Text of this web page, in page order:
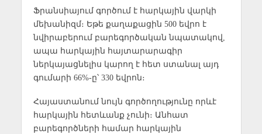
Ֆրանսիայում գործում է հարկային վարկի
մեխանիզմ։ Եթե քաղաքացին 500 եվրո է
նվիրաբերում բարեգործական նպատակով,
ապա հարկային հայտարարագիր
ներկայացնելիս կարող է հետ ստանալ այդ
գումարի 66%-ը՝ 330 եվրոն։
Հայաստանում նույն գործողությունը որևէ
հարկային հետևանք չունի։ Անհատ
բարեգործների համար հարկային